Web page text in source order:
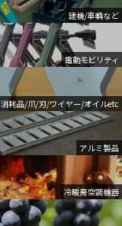
建機/車輌など
電動モビリティ
消耗品/爪/刃/ワイヤー/オイルetc
アルミ製品
冷暖房空調機器